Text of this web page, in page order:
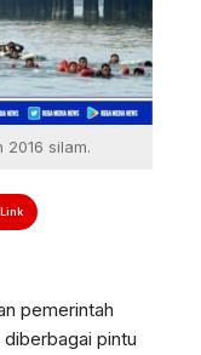
2016 silam.
pemerintah
pintu